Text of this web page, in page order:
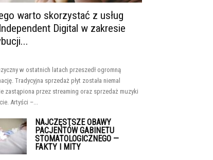
warto skorzystać z usług
Digital w zakresie
w ostatnich latach przeszedł ogromną
Tradycyjna sprzedaż płyt została niemal
zastąpiona przez streaming oraz sprzedaż muzyki
Artyści –...
NAJCZĘSTSZE OBAWY
PACJENTÓW GABINETU
STOMATOLOGICZNEGO —
FAKTY I MITY